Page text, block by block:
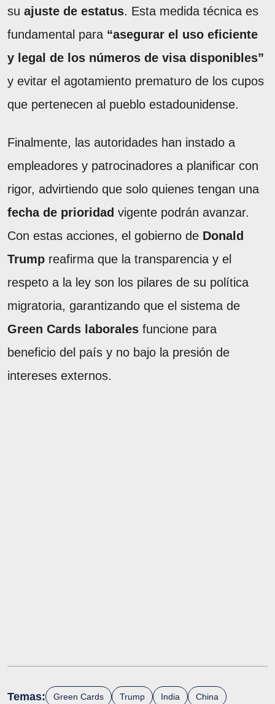
su ajuste de estatus. Esta medida técnica es
fundamental para “asegurar el uso eficiente
y legal de los números de visa disponibles”
y evitar el agotamiento prematuro de los cupos
que pertenecen al pueblo estadounidense.
Finalmente, las autoridades han instado a
empleadores y patrocinadores a planificar con
rigor, advirtiendo que solo quienes tengan una
fecha de prioridad vigente podrán avanzar.
Con estas acciones, el gobierno de Donald
Trump reafirma que la transparencia y el
respeto a la ley son los pilares de su política
migratoria, garantizando que el sistema de
Green Cards laborales funcione para
beneficio del país y no bajo la presión de
intereses externos.
Temas: Green Cards Trump India China